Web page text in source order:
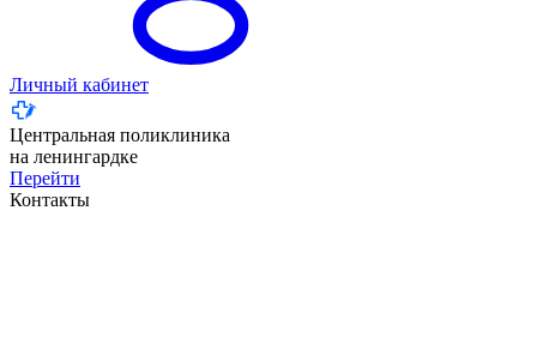
Личный кабинет
Центральная поликлиника
на ленингардке
Перейти
Контакты